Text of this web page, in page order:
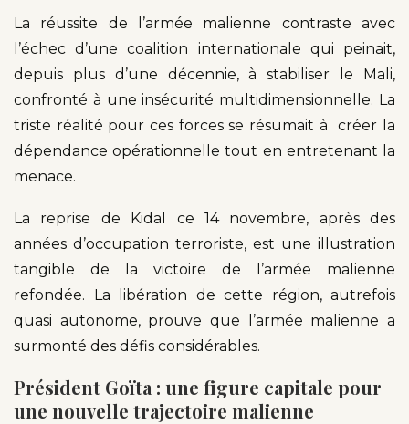
La réussite de l’armée malienne contraste avec
l’échec d’une coalition internationale qui peinait,
depuis plus d’une décennie, à stabiliser le Mali,
confronté à une insécurité multidimensionnelle. La
triste réalité pour ces forces se résumait à créer la
dépendance opérationnelle tout en entretenant la
menace.
La reprise de Kidal ce 14 novembre, après des
années d’occupation terroriste, est une illustration
tangible de la victoire de l’armée malienne
refondée. La libération de cette région, autrefois
quasi autonome, prouve que l’armée malienne a
surmonté des défis considérables.
Président Goïta : une figure capitale pour
une nouvelle trajectoire malienne